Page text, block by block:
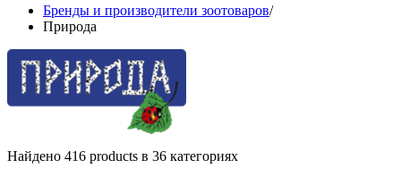
Бренды и производители зоотоваров/
Природа
Найдено 416 products в 36 категориях